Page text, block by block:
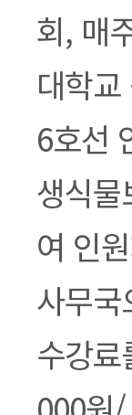
회, 매
대학
6호선
생식
여 인
사무
수강